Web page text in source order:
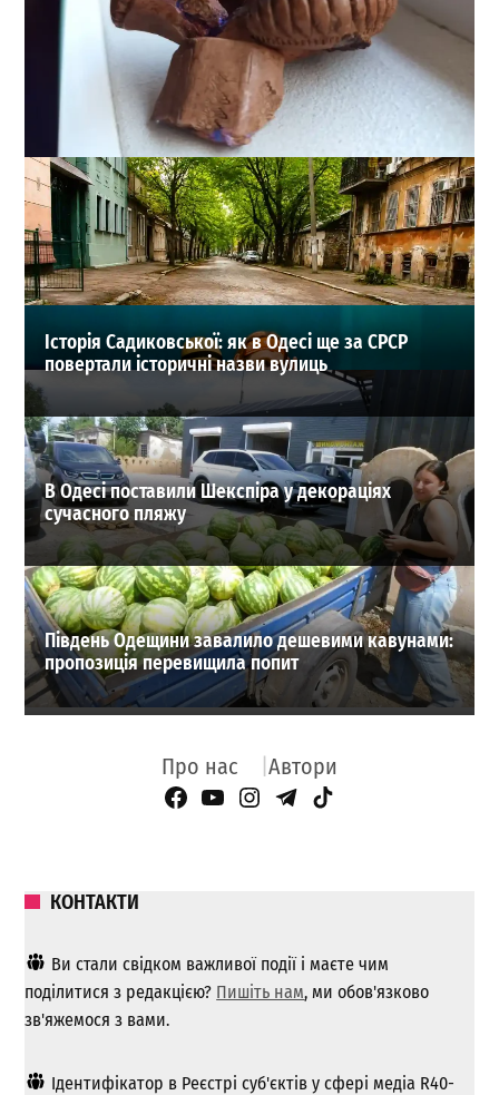
2500 років історії: що приховує земля в самому центрі
Одеси? (фоторепортаж)
0
31-07-2026 в 13:32
ВИБІР РЕДАКЦІЇ
Історія Садиковської: як в Одесі ще за СРСР
повертали історичні назви вулиць
В Одесі поставили Шекспіра у декораціях
сучасного пляжу
Південь Одещини завалило дешевими кавунами:
пропозиція перевищила попит
Про нас Автори
Facebook Page
YouTube
Instagram
Telegram
TikTok
КОНТАКТИ
Ви стали свідком важливої ​​події і маєте чим
поділитися з редакцією? Пишіть нам, ми обов'язково
зв'яжемося з вами.
Ідентифікатор в Реєстрі суб'єктів у сфері медіа R40-